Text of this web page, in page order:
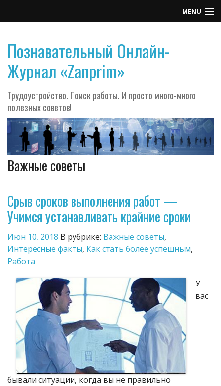
MENU
Познавательный Онлайн-
Журнал «Zanprim»
Трудоустройство. Поиск работы. И просто много-много
полезных советов!
Важные советы
Срыв сроков выполнения работ —
Учимся устанавливать крайние сроки
Июн 10, 2018 В рубрике: Важные советы,
Интересные факты, Как стать более успешным,
Работа
У
вас
бывали ситуации, когда вы не правильно